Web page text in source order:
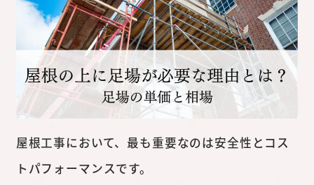
屋根工事において、最も重要なのは安全性とコス
トパフォーマンスです。